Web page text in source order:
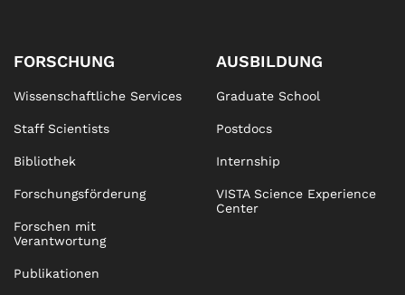
FORSCHUNG
Wissenschaftliche Services
Staff Scientists
Bibliothek
Forschungsförderung
Forschen mit
Verantwortung
Publikationen
AUSBILDUNG
Graduate School
Postdocs
Internship
VISTA Science Experience
Center